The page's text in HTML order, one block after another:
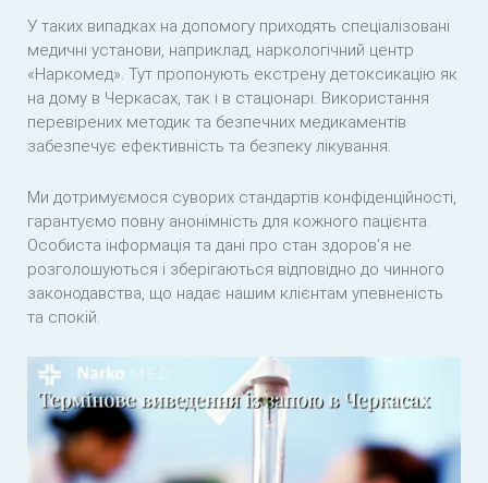
У таких випадках на допомогу приходять спеціалізовані
медичні установи, наприклад, наркологічний центр
«Наркомед». Тут пропонують екстрену детоксикацію як
на дому в Черкасах, так і в стаціонарі. Використання
перевірених методик та безпечних медикаментів
забезпечує ефективність та безпеку лікування.
Ми дотримуємося суворих стандартів конфіденційності,
гарантуємо повну анонімність для кожного пацієнта.
Особиста інформація та дані про стан здоров’я не
розголошуються і зберігаються відповідно до чинного
законодавства, що надає нашим клієнтам упевненість
та спокій.